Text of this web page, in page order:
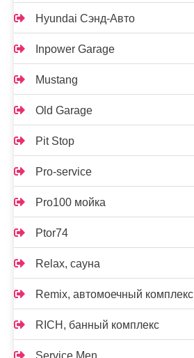
Hyundai Сэнд-Авто
Inpower Garage
Mustang
Old Garage
Pit Stop
Pro-service
Pro100 мойка
Ptor74
Relax, сауна
Remix, автомоечный комплекс
RICH, банный комплекс
Service Men